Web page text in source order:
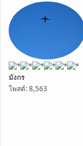
มังกร
โพสต์: 8,563